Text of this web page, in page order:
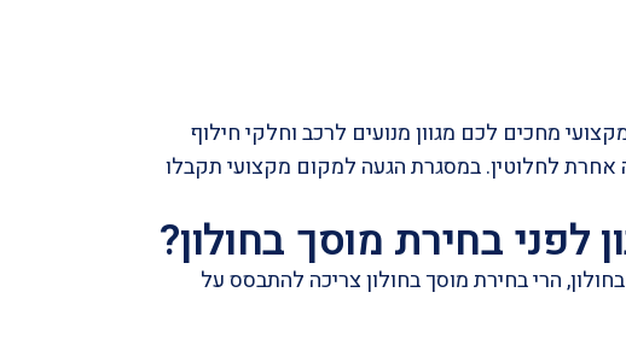
מחכים לכם מגווןמנועים לרכבוחלקי חילוף
אחרת לחלוטין. במסגרת הגעה למקום מקצועי תקבלו
בחירת מוסך בחולון?
הרי בחירת מוסך בחולון צריכה להתבסס על